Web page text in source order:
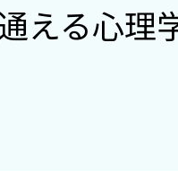
える心理